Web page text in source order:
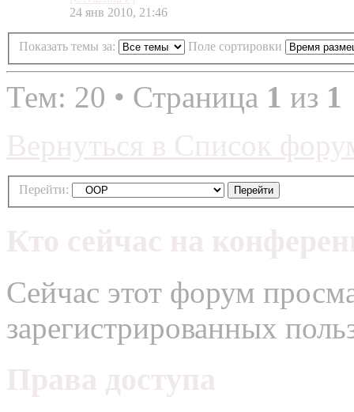
24 янв 2010, 21:46
Показать темы за: Поле сортировки
Тем: 20 • Страница 1 из 1
Перейти:
Сейчас этот форум
зарегистрированных